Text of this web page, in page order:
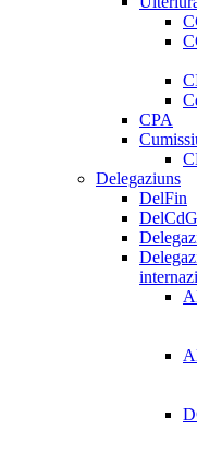
CPA
Delegaziuns
DelFin
DelCdG